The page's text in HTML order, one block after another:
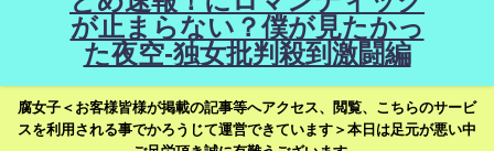
が止まらない？僕が見たかっ
た夜空-独女批判殺到激闘編
腐女子＜お客様皆様が掲載の記事等へアクセス、閲覧、こちらのサービ
スを利用される事でかろうじて運営できています＞本日は足元が悪い中